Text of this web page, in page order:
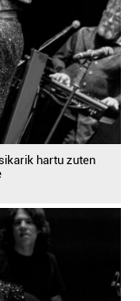
hartu zuten